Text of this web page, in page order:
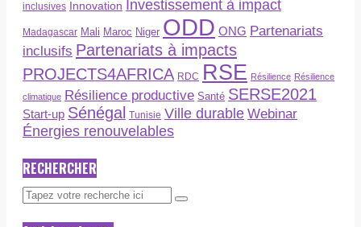
inclusives Innovation Investissement à impact
Madagascar Mali Maroc Niger ODD ONG Partenariats
inclusifs Partenariats à impacts
PROJECTS4AFRICA RDC RSE Résilience Résilience
climatique Résilience productive Santé SERSE2021
Start-up Sénégal Tunisie Ville durable Webinar
Énergies renouvelables
RECHERCHER